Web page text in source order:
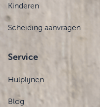
Kinderen
Scheiding aanvragen
Service
Hulplijnen
Blog